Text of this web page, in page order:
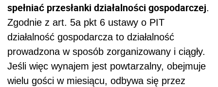
spełniać przesłanki działalności gospodarczej.
Zgodnie z art. 5a pkt 6 ustawy o PIT
działalność gospodarcza to działalność
prowadzona w sposób zorganizowany i ciągły.
Jeśli więc wynajem jest powtarzalny, obejmuje
wielu gości w miesiącu, odbywa się przez